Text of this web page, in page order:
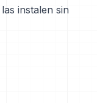
instalen sin